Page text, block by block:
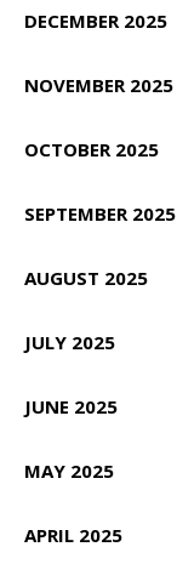
DECEMBER 2025
NOVEMBER 2025
OCTOBER 2025
SEPTEMBER 2025
AUGUST 2025
JULY 2025
JUNE 2025
MAY 2025
APRIL 2025